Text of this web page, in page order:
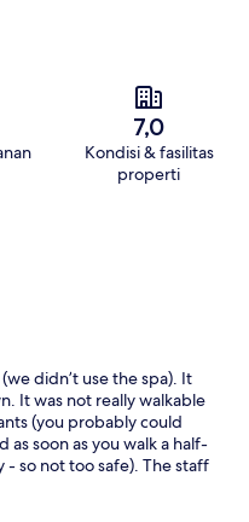
7,0
Kondisi & fasilitas
properti
didn’t use the spa). It
It was not really walkable
(you probably could
soon as you walk a half-
so not too safe). The staff
did see ants looking for
not to leave crumbs